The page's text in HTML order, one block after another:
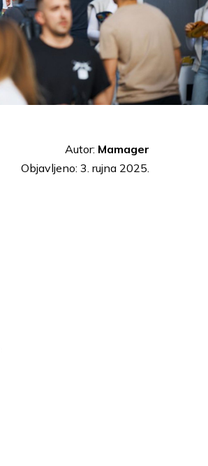
Autor: Mamager
Objavljeno: 3. rujna 2025.